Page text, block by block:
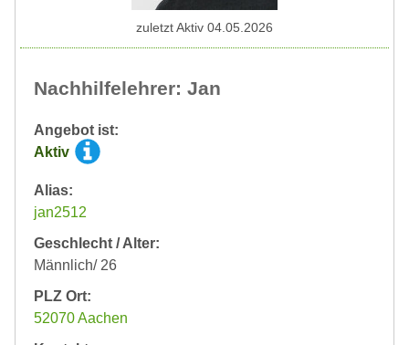
Nachhilfelehrer: Jan
Angebot ist:
Aktiv
Alias:
jan2512
Geschlecht / Alter:
Männlich/ 26
PLZ Ort:
52070 Aachen
zuletzt Aktiv 04.05.2026